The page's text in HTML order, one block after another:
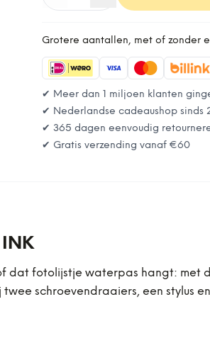
Grotere aantallen, met of zonder
✔ Meer dan 1 miljoen klanten
✔ Nederlandse cadeaushop sinds
✔ 365 dagen eenvoudig
✔ Gratis verzending vanaf €60
INK
dat fotolijstje waterpas hangt: met
schroevendraaiers, een stylus